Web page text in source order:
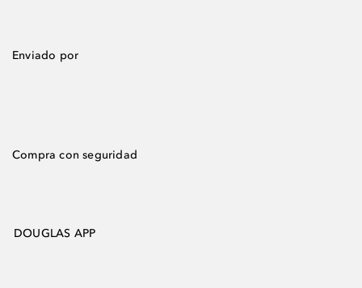
Enviado por
Compra con seguridad
DOUGLAS APP